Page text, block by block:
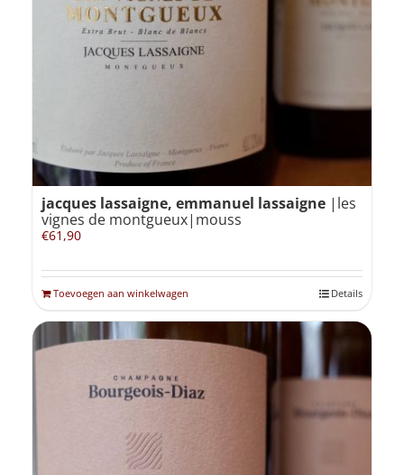
jacques lassaigne, emmanuel lassaigne |les
vignes de montgueux|mouss
€61,90
Toevoegen aan winkelwagen Details